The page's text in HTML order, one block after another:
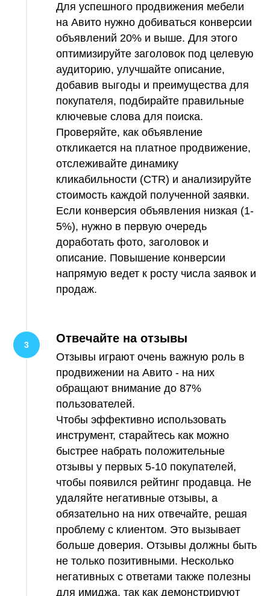
Для успешного продвижения мебели
на Авито нужно добиваться конверсии
объявлений 20% и выше. Для этого
оптимизируйте заголовок под целевую
аудиторию, улучшайте описание,
добавив выгоды и преимущества для
покупателя, подбирайте правильные
ключевые слова для поиска.
Проверяйте, как объявление
откликается на платное продвижение,
отслеживайте динамику
кликабильности (CTR) и анализируйте
стоимость каждой полученной заявки.
Если конверсия объявления низкая (1-
5%), нужно в первую очередь
доработать фото, заголовок и
описание. Повышение конверсии
напрямую ведет к росту числа заявок и
продаж.
Отвечайте на отзывы
Отзывы играют очень важную роль в
продвижении на Авито - на них
обращают внимание до 87%
пользователей.
Чтобы эффективно использовать
инструмент, старайтесь как можно
быстрее набрать положительные
отзывы у первых 5-10 покупателей,
чтобы появился рейтинг продавца. Не
удаляйте негативные отзывы, а
обязательно на них отвечайте, решая
проблему с клиентом. Это вызывает
больше доверия. Отзывы должны быть
не только позитивными. Несколько
негативных с ответами также полезны
для имиджа, так как демонстрируют